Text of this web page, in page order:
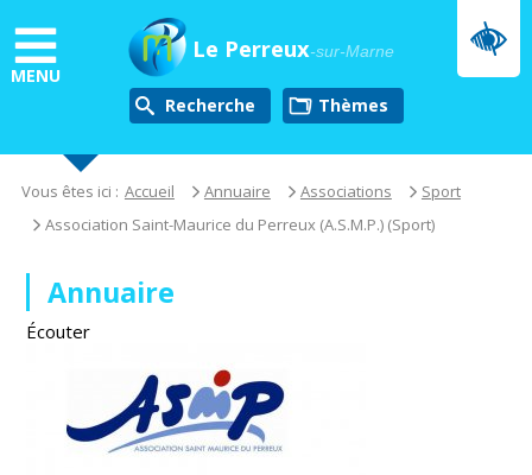
au
contenu
principal
MENU
Le Perreux-sur-Marne
Recherche thèmes
Vous êtes ici : Accueil Annuaire Associations
Sport
Association Saint-Maurice du Perreux (A.S.M.P.) (Sport)
Annuaire
Écouter